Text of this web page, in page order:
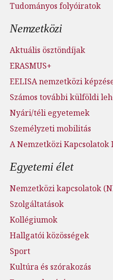
Tudományos folyóiratok
Nemzetközi
Aktuális ösztöndíjak
ERASMUS+
EELISA nemzetközi
Számos további külföldi
Nyári/téli egyetemek
Személyzeti mobilitás
A Nemzetközi Kapcsolatok
Egyetemi élet
Nemzetközi kapcsolatok
Szolgáltatások
Kollégiumok
Hallgatói közösségek
Sport
Kultúra és szórakozás